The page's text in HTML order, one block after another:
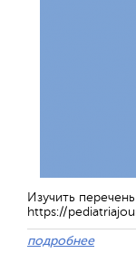
Изучить
https://
подробнее